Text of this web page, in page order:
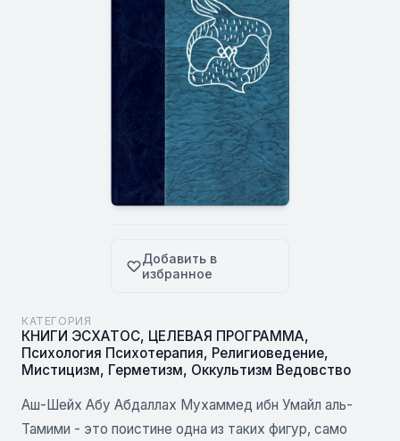
Добавить в
избранное
КАТЕГОРИЯ
КНИГИ ЭСХАТОС, ЦЕЛЕВАЯ ПРОГРАММА,
Психология Психотерапия, Религиоведение,
Мистицизм, Герметизм, Оккультизм Ведовство
Аш-Шейх Абу Абдаллах Мухаммед ибн Умайл аль-
Тамими - это поистине одна из таких фигур, само